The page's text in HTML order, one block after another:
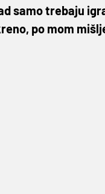
samo trebaju
po mom